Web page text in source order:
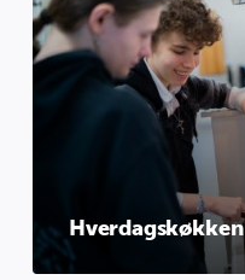
Hverdagskøkken